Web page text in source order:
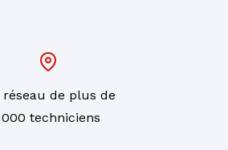
réseau de plus de
techniciens